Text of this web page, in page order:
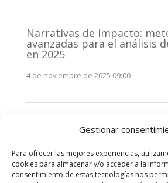
Gestionar
Para ofrecer las mejores experiencias,
cookies para almacenar y/o acceder a la
consentimiento de estas tecnologías nos
Narrativas de impacto:
avanzadas para el análisis
en 2025
4 de noviembre de 2025 09:00
stakeholders en 2025: La
3 de noviembre de 2025 09:00